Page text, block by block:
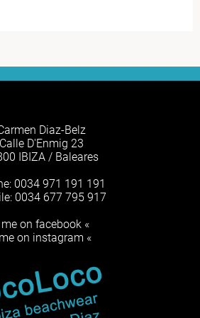
Diaz-Belz
Calle D'Enmig 23
IBIZA / Baleares
0034 971 191 191
0034 677 795 917
me on facebook «
on instagram «